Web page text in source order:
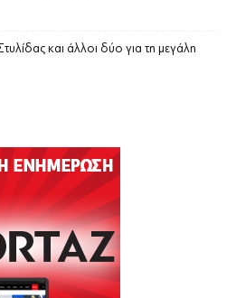
και άλλοι δύο για τη μεγάλη